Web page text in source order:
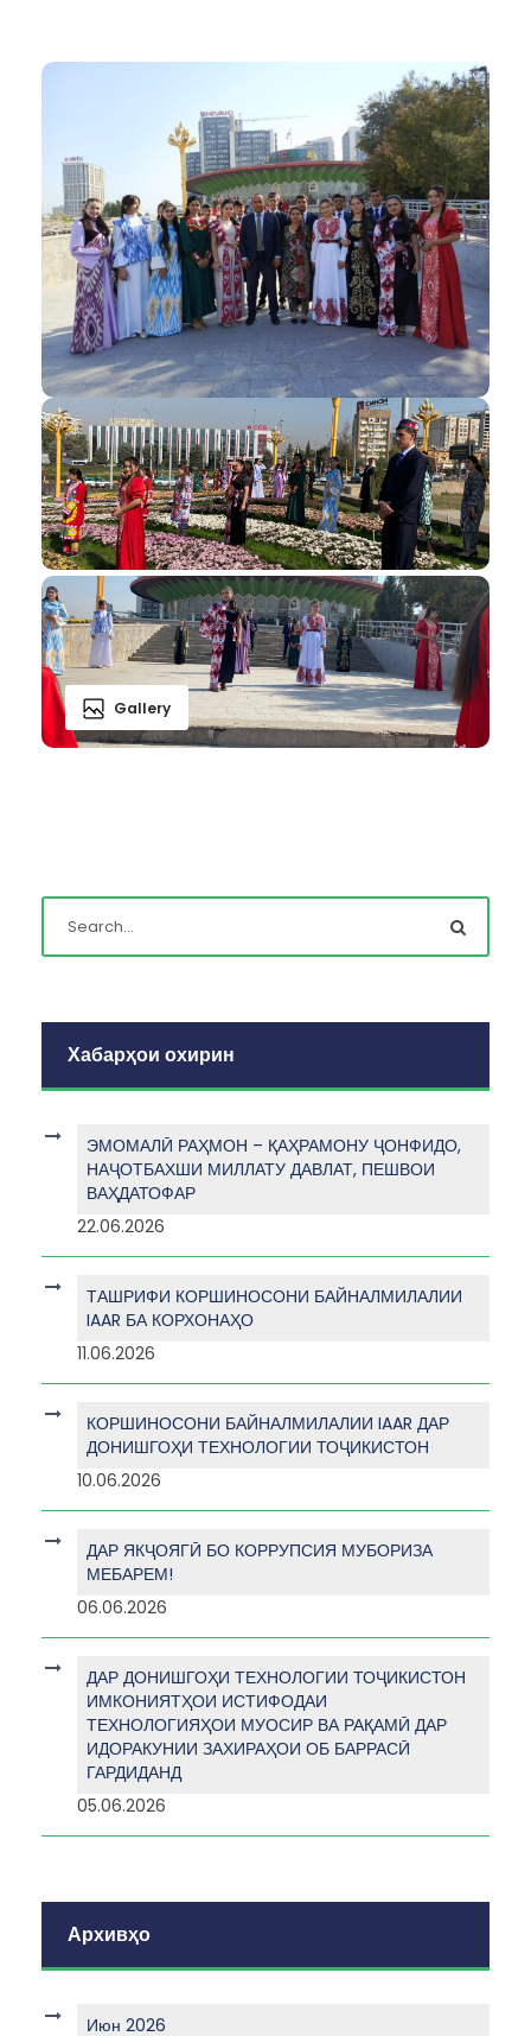
Gallery
Хабарҳои охирин
ЭМОМАЛӢ РАҲМОН – ҚАҲРАМОНУ ҶОНФИДО,
НАҶОТБАХШИ МИЛЛАТУ ДАВЛАТ, ПЕШВОИ
ВАҲДАТОФАР
22.06.2026
ТАШРИФИ КОРШИНОСОНИ БАЙНАЛМИЛАЛИИ
IAAR БА КОРХОНАҲО
11.06.2026
КОРШИНОСОНИ БАЙНАЛМИЛАЛИИ IAAR ДАР
ДОНИШГОҲИ ТЕХНОЛОГИИ ТОҶИКИСТОН
10.06.2026
ДАР ЯКҶОЯГӢ БО КОРРУПСИЯ МУБОРИЗА
МЕБАРЕМ!
06.06.2026
ДАР ДОНИШГОҲИ ТЕХНОЛОГИИ ТОҶИКИСТОН
ИМКОНИЯТҲОИ ИСТИФОДАИ
ТЕХНОЛОГИЯҲОИ МУОСИР ВА РАҚАМӢ ДАР
ИДОРАКУНИИ ЗАХИРАҲОИ ОБ БАРРАСӢ
ГАРДИДАНД
05.06.2026
Архивҳо
Июн 2026